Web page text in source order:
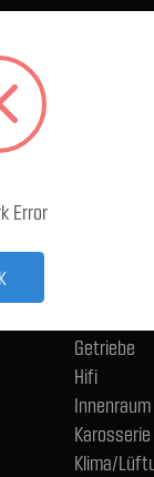
Getriebe
Hifi
Innenraum
Karosserie
Klima/
Error